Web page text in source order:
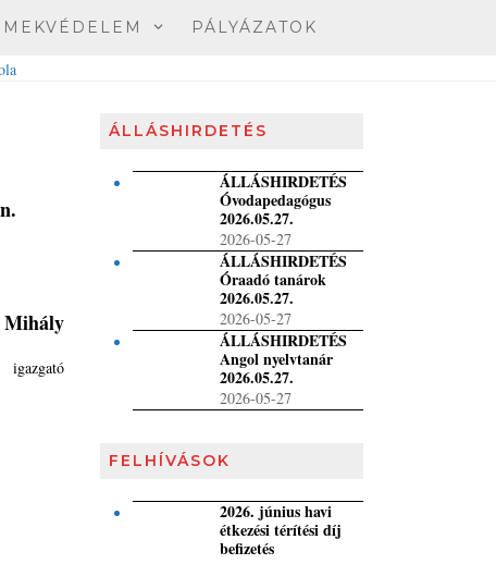
PÁLYÁZATOK
ÁLLÁSHIRDETÉS
ÁLLÁSHIRDETÉS
Óvodapedagógus
2026.05.27.
2026-05-27
ÁLLÁSHIRDETÉS
Óraadó tanárok
2026.05.27.
2026-05-27
ÁLLÁSHIRDETÉS
Angol nyelvtanár
2026.05.27.
2026-05-27
FELHÍVÁSOK
2026. június havi
étkezési térítési díj
befizetés